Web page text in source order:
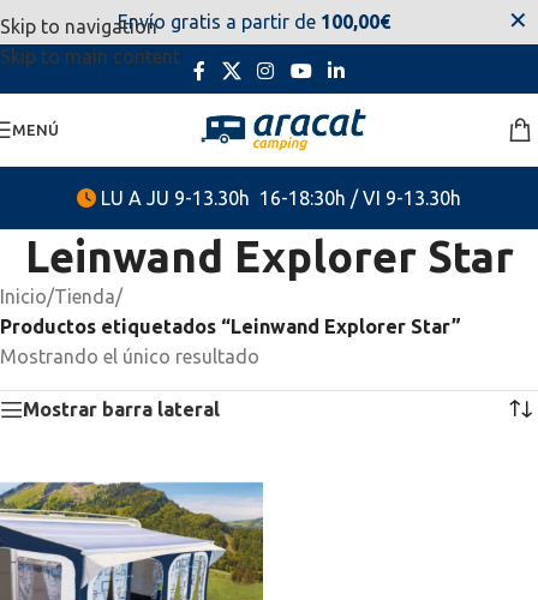
Skip to navigation
Skip to main content
estaremos disponibles. Disculpen las molestias.
MENÚ
LU A JU 9-13.30h 16-18:30h / VI 9-13.30h
Leinwand Explorer Star
Inicio/Tienda/
Productos etiquetados “Leinwand Explorer Star”
Mostrando el único resultado
Envío gratis a partir de 100,00€ ✕
Mostrar barra lateral